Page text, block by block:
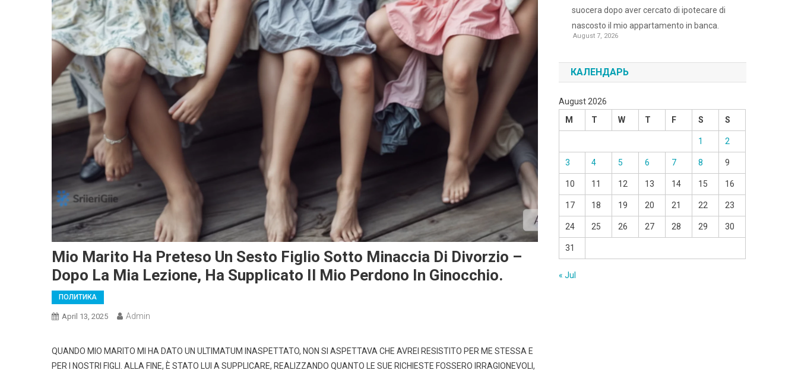
Mio Marito Ha Preteso Un Sesto Figlio Sotto Minaccia Di Divorzio –
Dopo La Mia Lezione, Ha Supplicato Il Mio Perdono In Ginocchio.
ПОЛИТИКА
April 13, 2025 Admin
QUANDO MIO MARITO MI HA DATO UN ULTIMATUM INASPETTATO, NON SI ASPETTAVA CHE AVREI RESISTITO PER ME STESSA E
PER I NOSTRI FIGLI. ALLA FINE, È STATO LUI A SUPPLICARE, REALIZZANDO QUANTO LE SUE RICHIESTE FOSSERO IRRAGIONEVOLI,
suocera dopo aver cercato di ipotecare di
nascosto il mio appartamento in banca.
August 7, 2026
КАЛЕНДАРЬ
August 2026
M
T W T F S S
1 2
3 4 5 6 7 8 9
10 11 12 13 14 15 16
17 18 19 20 21 22 23
24 25 26 27 28 29 30
31
« Jul